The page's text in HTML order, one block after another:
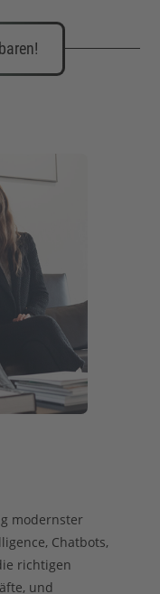
modernster
Chatbots,
richtigen
und